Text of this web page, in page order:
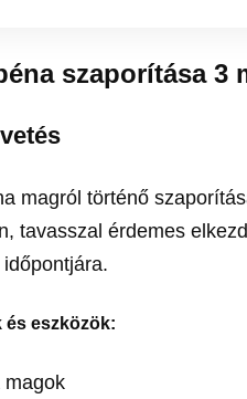
szaporítása 3
magról történő
tavasszal érdemes
és eszközök:
magok